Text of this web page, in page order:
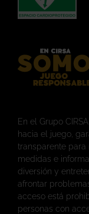
En el Grupo
hacia el juego,
transparente para
medidas e
diversión y
afrontar
acceso está
personas con